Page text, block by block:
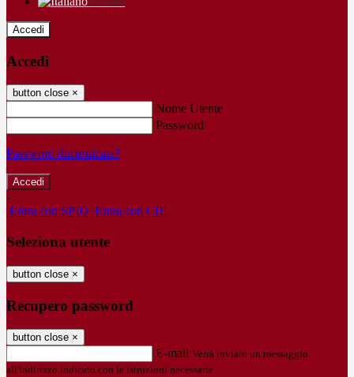
Accedi
Accedi
button close ×
Nome Utente
Password
Password dimenticata?
-
Entra con SPID Entra con CIE
Seleziona utente
button close ×
Recupero password
button close ×
E-mail Verrà inviato un messaggio
all'indirizzo indicato con le istruzioni necessarie.